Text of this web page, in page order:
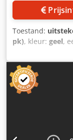
Toestand:
pk), kleur: geel,
cabine,
6.460 kg Aantal
staat: zeer goed
zeer goed Prijs: